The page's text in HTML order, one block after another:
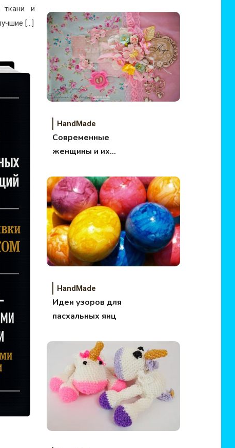
ткани и
[…]
класс.
HandMade
Современные
женщины и их
HandMade
Идеи узоров для
пасхальных яиц